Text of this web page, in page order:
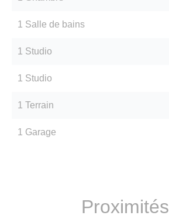
1 Salle de bains
1 Studio
1 Studio
1 Terrain
1 Garage
Proximités